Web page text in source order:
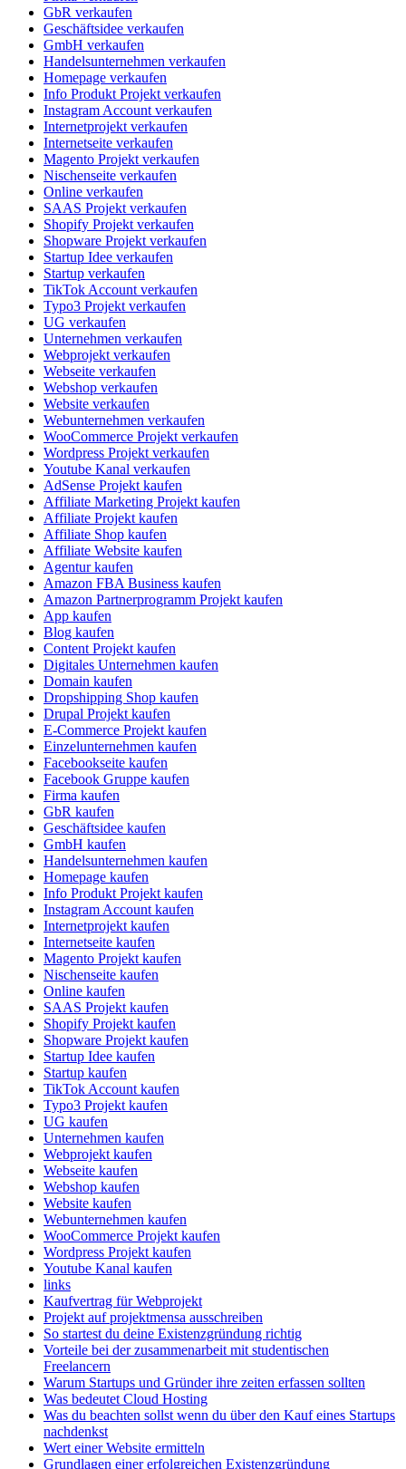
GbR verkaufen
Geschäftsidee verkaufen
GmbH verkaufen
Handelsunternehmen verkaufen
Homepage verkaufen
Info Produkt Projekt verkaufen
Instagram Account verkaufen
Internetprojekt verkaufen
Internetseite verkaufen
Magento Projekt verkaufen
Nischenseite verkaufen
Online verkaufen
SAAS Projekt verkaufen
Shopify Projekt verkaufen
Shopware Projekt verkaufen
Startup Idee verkaufen
Startup verkaufen
TikTok Account verkaufen
Typo3 Projekt verkaufen
UG verkaufen
Unternehmen verkaufen
Webprojekt verkaufen
Webseite verkaufen
Webshop verkaufen
Website verkaufen
Webunternehmen verkaufen
WooCommerce Projekt verkaufen
Wordpress Projekt verkaufen
Youtube Kanal verkaufen
AdSense Projekt kaufen
Affiliate Marketing Projekt kaufen
Affiliate Projekt kaufen
Affiliate Shop kaufen
Affiliate Website kaufen
Agentur kaufen
Amazon FBA Business kaufen
Amazon Partnerprogramm Projekt kaufen
App kaufen
Blog kaufen
Content Projekt kaufen
Digitales Unternehmen kaufen
Domain kaufen
Dropshipping Shop kaufen
Drupal Projekt kaufen
E-Commerce Projekt kaufen
Einzelunternehmen kaufen
Facebookseite kaufen
Facebook Gruppe kaufen
Firma kaufen
GbR kaufen
Geschäftsidee kaufen
GmbH kaufen
Handelsunternehmen kaufen
Homepage kaufen
Info Produkt Projekt kaufen
Instagram Account kaufen
Internetprojekt kaufen
Internetseite kaufen
Magento Projekt kaufen
Nischenseite kaufen
Online kaufen
SAAS Projekt kaufen
Shopify Projekt kaufen
Shopware Projekt kaufen
Startup Idee kaufen
Startup kaufen
TikTok Account kaufen
Typo3 Projekt kaufen
UG kaufen
Unternehmen kaufen
Webprojekt kaufen
Webseite kaufen
Webshop kaufen
Website kaufen
Webunternehmen kaufen
WooCommerce Projekt kaufen
Wordpress Projekt kaufen
Youtube Kanal kaufen
links
Kaufvertrag für Webprojekt
Projekt auf projektmensa ausschreiben
So startest du deine Existenzgründung richtig
Vorteile bei der zusammenarbeit mit studentischen
Freelancern
Warum Startups und Gründer ihre zeiten erfassen sollten
Was bedeutet Cloud Hosting
Was du beachten sollst wenn du über den Kauf eines Startups
nachdenkst
Wert einer Website ermitteln
Grundlagen einer erfolgreichen Existenzgründung